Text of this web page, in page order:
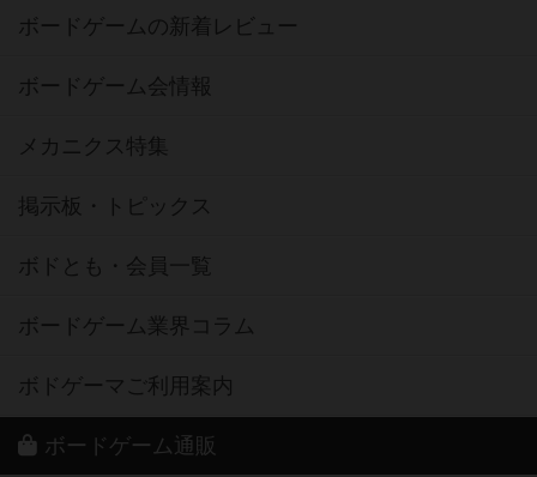
ボードゲームの新着レビュー
ボードゲーム会情報
メカニクス特集
掲示板・トピックス
ボドとも・会員一覧
ボードゲーム業界コラム
ボドゲーマご利用案内
ボードゲーム通販